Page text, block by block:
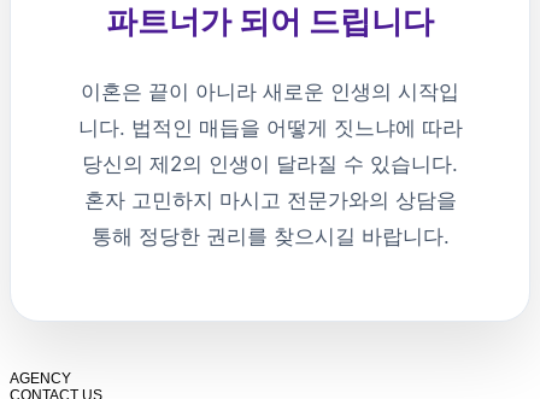
파트너가 되어 드립니다
이혼은 끝이 아니라 새로운 인생의 시작입
니다. 법적인 매듭을 어떻게 짓느냐에 따라
당신의 제2의 인생이 달라질 수 있습니다.
혼자 고민하지 마시고 전문가와의 상담을
통해 정당한 권리를 찾으시길 바랍니다.
AGENCY
CONTACT US